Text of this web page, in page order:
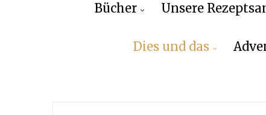
Bücher Unsere
Dies und das